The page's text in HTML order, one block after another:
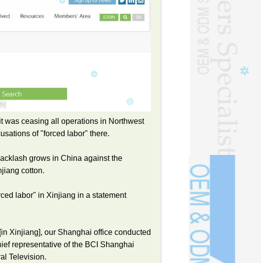
was ceasing all operations in Northwest
of "forced labor" there.
grows in China against the
cotton.
labor" in Xinjiang in a statement
Xinjiang], our Shanghai office conducted
representative of the BCI Shanghai
Television.